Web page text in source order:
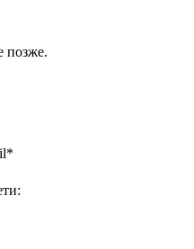
позже.
*